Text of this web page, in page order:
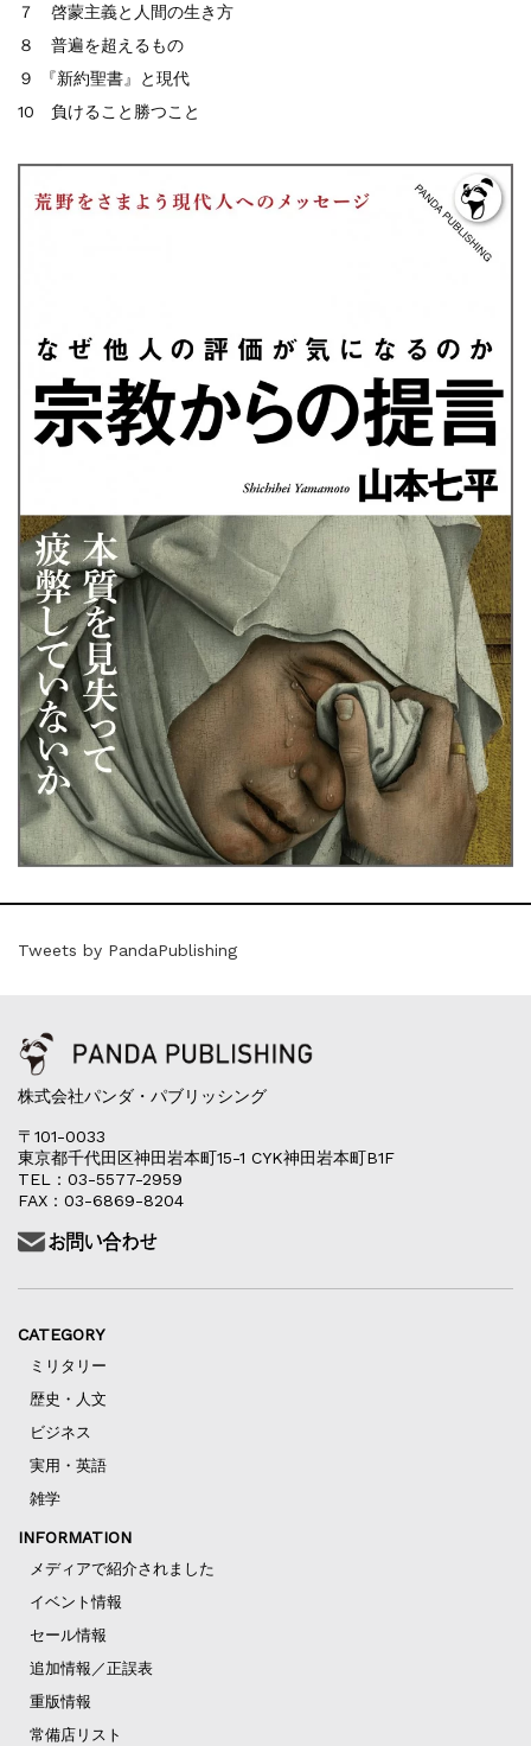
７ 啓蒙主義と人間の生き方
８ 普遍を超えるもの
９ 『新約聖書』と現代
10 負けること勝つこと
Tweets by PandaPublishing
株式会社パンダ・パブリッシング
〒101-0033
東京都千代田区神田岩本町15-1 CYK神田岩本町B1F
TEL：03-5577-2959
FAX：03-6869-8204
CATEGORY
ミリタリー
歴史・人文
ビジネス
実用・英語
雑学
INFORMATION
メディアで紹介されました
イベント情報
セール情報
追加情報／正誤表
重版情報
常備店リスト